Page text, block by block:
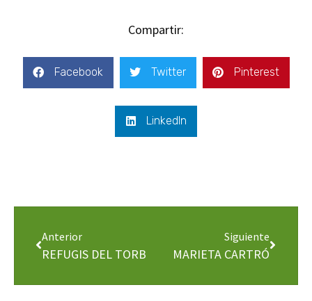
Compartir:
Facebook Twitter Pinterest
LinkedIn
Anterior
REFUGIS DEL TORB
Siguiente
MARIETA CARTRÓ